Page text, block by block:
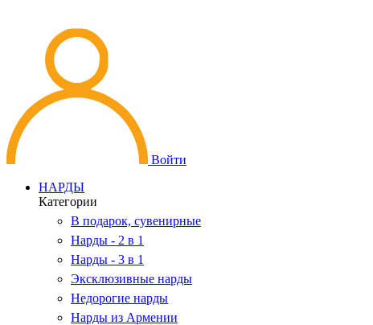
Войти
НАРДЫ
Категории
В подарок, сувенирные
Нарды - 2 в 1
Нарды - 3 в 1
Эксклюзивные нарды
Недорогие нарды
Нарды из Армении